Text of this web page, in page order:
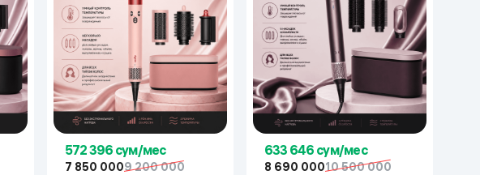
572 396 сум/мес
7 850 0009 200 000
633 646 сум/мес
8 690 00010 500 000